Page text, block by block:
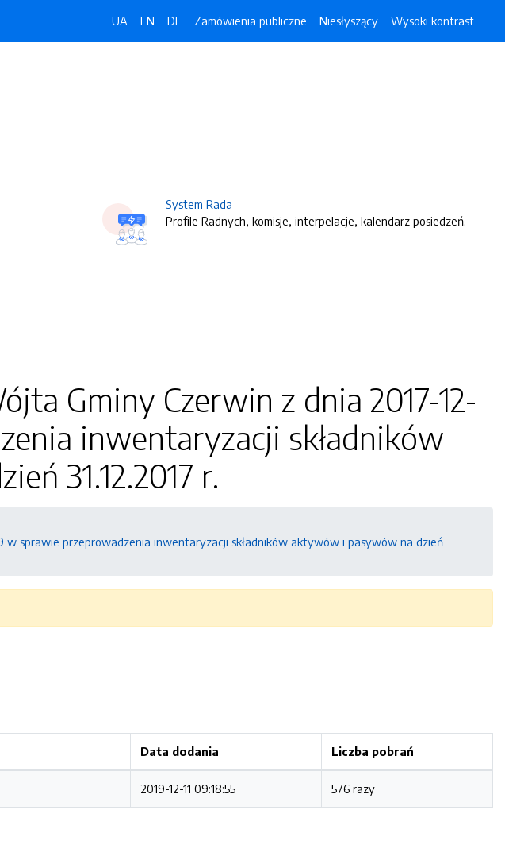
UA EN DE Zamówienia publiczne Niesłyszący Wysoki kontrast
System Rada
Profile Radnych, komisje, interpelacje, kalendarz posiedzeń.
Gminy Czerwin z dnia 2017-12-
inwentaryzacji składników
31.12.2017 r.
w sprawie przeprowadzenia inwentaryzacji składników aktywów i pasywów na dzień
Data dodania Liczba pobrań
2019-12-11 09:18:55 576 razy